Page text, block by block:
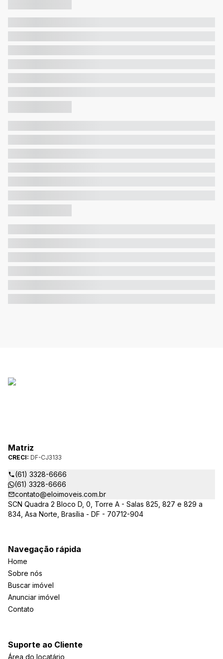
Matriz
CRECI: DF-CJ3133
(61) 3328-6666
(61) 3328-6666
contato@eloimoveis.com.br
SCN Quadra 2 Bloco D, 0, Torre A - Salas 825, 827 e 829 a
834, Asa Norte, Brasília - DF - 70712-904
Navegação rápida
Home
Sobre nós
Buscar imóvel
Anunciar imóvel
Contato
Suporte ao Cliente
Área do locatário